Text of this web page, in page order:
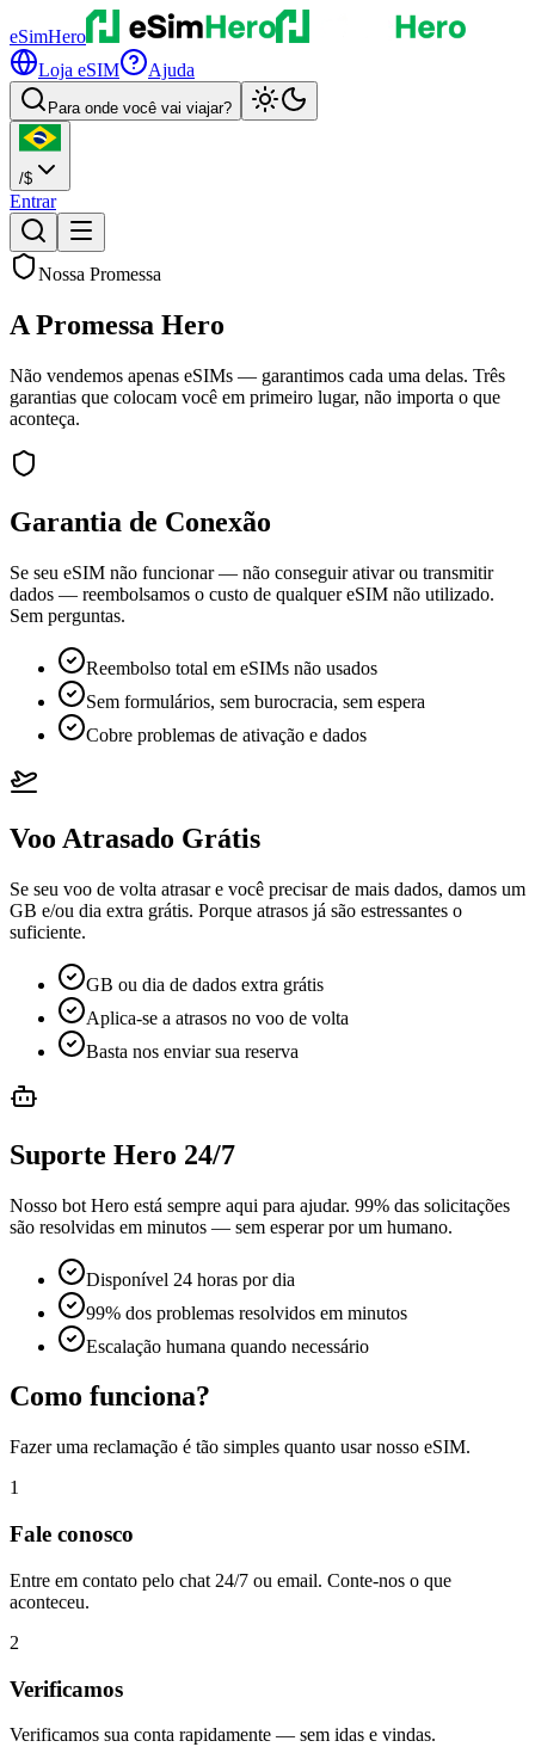
eSimHero
Loja eSIM
Ajuda
Para onde você vai viajar?
/$
Entrar
Nossa Promessa
A Promessa Hero
Não vendemos apenas eSIMs — garantimos cada uma delas. Três
garantias que colocam você em primeiro lugar, não importa o que
aconteça.
Garantia de Conexão
Se seu eSIM não funcionar — não conseguir ativar ou transmitir
dados — reembolsamos o custo de qualquer eSIM não utilizado.
Sem perguntas.
Reembolso total em eSIMs não usados
Sem formulários, sem burocracia, sem espera
Cobre problemas de ativação e dados
Voo Atrasado Grátis
Se seu voo de volta atrasar e você precisar de mais dados, damos um
GB e/ou dia extra grátis. Porque atrasos já são estressantes o
suficiente.
GB ou dia de dados extra grátis
Aplica-se a atrasos no voo de volta
Basta nos enviar sua reserva
Suporte Hero 24/7
Nosso bot Hero está sempre aqui para ajudar. 99% das solicitações
são resolvidas em minutos — sem esperar por um humano.
Disponível 24 horas por dia
99% dos problemas resolvidos em minutos
Escalação humana quando necessário
Como funciona?
Fazer uma reclamação é tão simples quanto usar nosso eSIM.
1
Fale conosco
Entre em contato pelo chat 24/7 ou email. Conte-nos o que
aconteceu.
2
Verificamos
Verificamos sua conta rapidamente — sem idas e vindas.